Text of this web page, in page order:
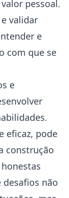
pessoal.
validar
e
com que se
e
eficaz, pode
construção
desafios não